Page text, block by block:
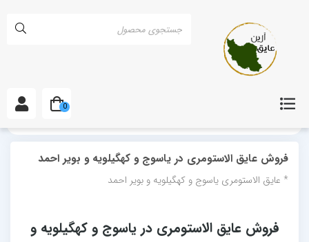
فروش عایق الاستومری در یاسوج و کهگیلویه و بویر احمد
* عایق الاستومری یاسوج و کهگیلویه و بویر احمد
فروش عایق الاستومری در یاسوج و کهگیلویه و
0